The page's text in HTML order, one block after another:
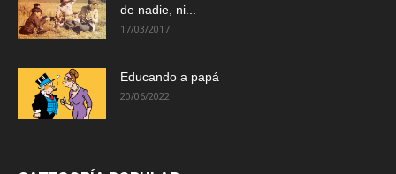
de nadie, ni...
17/03/2017
Educando a papá
20/06/2022